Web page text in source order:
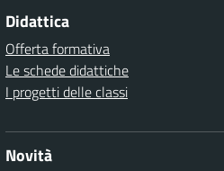
Didattica
Offerta formativa
Le schede didattiche
I progetti delle classi
Novità